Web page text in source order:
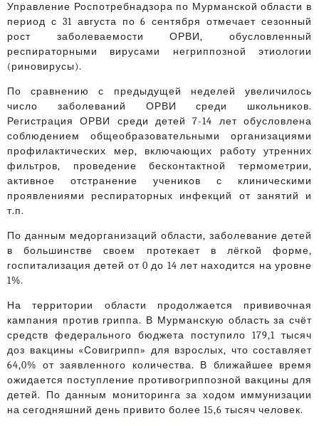
Управление Роспотребнадзора по Мурманской области в
период с 31 августа по 6 сентября отмечает сезонный
рост заболеваемости ОРВИ, обусловленный
респираторными вирусами негриппозной этиологии
(риновирусы).
По сравнению с предыдущей неделей увеличилось
число заболеваний ОРВИ среди школьников.
Регистрация ОРВИ среди детей 7-14 лет обусловлена
соблюдением общеобразовательными организациями
профилактических мер, включающих работу утренних
фильтров, проведение бесконтактной термометрии,
активное отстранение учеников с клиническими
проявлениями респираторных инфекций от занятий и
т.п.
По данным медорганизаций области, заболевание детей
в большинстве своем протекает в лёгкой форме,
госпитализация детей от 0 до 14 лет находится на уровне
1%.
На территории области продолжается прививочная
кампания против гриппа. В Мурманскую область за счёт
средств федерального бюджета поступило 179,1 тысяч
доз вакцины «Совигрипп» для взрослых, что составляет
64,0% от заявленного количества. В ближайшее время
ожидается поступление противогриппозной вакцины для
детей. По данным мониторинга за ходом иммунизации
на сегодняшний день привито более 15,6 тысяч человек.